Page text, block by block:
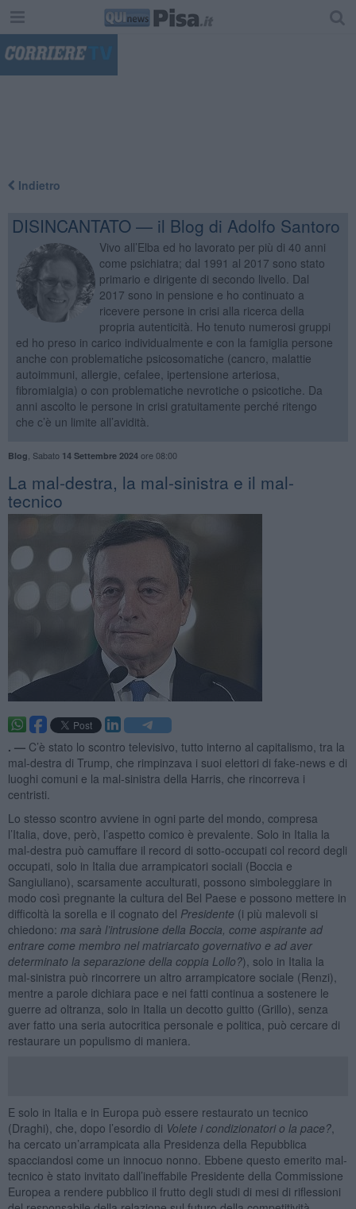
Indietro
DISINCANTATO — il Blog di Adolfo Santoro
Vivo all’Elba ed ho lavorato per più di 40 anni
come psichiatra; dal 1991 al 2017 sono stato
primario e dirigente di secondo livello. Dal
2017 sono in pensione e ho continuato a
ricevere persone in crisi alla ricerca della
propria autenticità. Ho tenuto numerosi gruppi
ed ho preso in carico individualmente e con la famiglia persone
anche con problematiche psicosomatiche (cancro, malattie
autoimmuni, allergie, cefalee, ipertensione arteriosa,
fibromialgia) o con problematiche nevrotiche o psicotiche. Da
anni ascolto le persone in crisi gratuitamente perché ritengo
che c’è un limite all’avidità.
Blog Sabato 14 Settembre 2024ore 08:00
​La mal-destra, la mal-sinistra e il mal-
tecnico
. — C’è stato lo scontro televisivo, tutto interno al capitalismo, tra la
mal-destra di Trump, che rimpinzava i suoi elettori di fake-news e di
luoghi comuni e la mal-sinistra della Harris, che rincorreva i
centristi.
Lo stesso scontro avviene in ogni parte del mondo, compresa
l’Italia, dove, però, l’aspetto comico è prevalente. Solo in Italia la
mal-destra può camuffare il record di sotto-occupati col record degli
occupati, solo in Italia due arrampicatori sociali (Boccia e
Sangiuliano), scarsamente acculturati, possono simboleggiare in
modo così pregnante la cultura del Bel Paese e possono mettere in
difficoltà la sorella e il cognato del Presidente (i più malevoli si
chiedono: ma sarà l’intrusione della Boccia, come aspirante ad
entrare come membro nel matriarcato governativo e ad aver
determinato la separazione della coppia Lollo?), solo in Italia la
mal-sinistra può rincorrere un altro arrampicatore sociale (Renzi),
mentre a parole dichiara pace e nei fatti continua a sostenere le
guerre ad oltranza, solo in Italia un decotto guitto (Grillo), senza
aver fatto una seria autocritica personale e politica, può cercare di
restaurare un populismo di maniera.
E solo in Italia e in Europa può essere restaurato un tecnico
(Draghi), che, dopo l’esordio di Volete i condizionatori o la pace?,
ha cercato un’arrampicata alla Presidenza della Repubblica
spacciandosi come un innocuo nonno. Ebbene questo emerito mal-
tecnico è stato invitato dall’ineffabile Presidente della Commissione
Europea a rendere pubblico il frutto degli studi di mesi di riflessioni